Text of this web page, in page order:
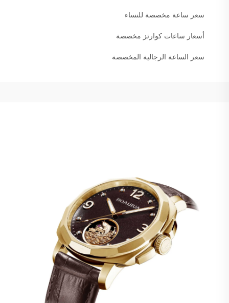
سعر ساعة مخصصة للنساء
أسعار ساعات كوارتز مخصصة
سعر الساعة الرجالية المخصصة